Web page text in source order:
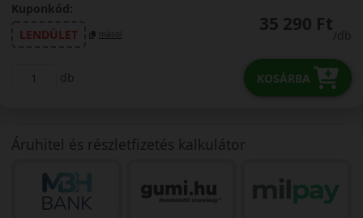
Kuponkód:
LENDÜLET
másol 35 290 Ft
/db
db KOSÁRBA
Áruhitel és részletfizetés kalkulátor